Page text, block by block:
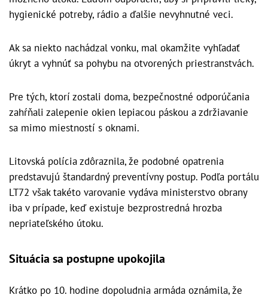
hygienické potreby, rádio a ďalšie nevyhnutné veci.
Ak sa niekto nachádzal vonku, mal okamžite vyhľadať
úkryt a vyhnúť sa pohybu na otvorených priestranstvách.
Pre tých, ktorí zostali doma, bezpečnostné odporúčania
zahŕňali zalepenie okien lepiacou páskou a zdržiavanie
sa mimo miestností s oknami.
Litovská polícia zdôraznila, že podobné opatrenia
predstavujú štandardný preventívny postup. Podľa portálu
LT72 však takéto varovanie vydáva ministerstvo obrany
iba v prípade, keď existuje bezprostredná hrozba
nepriateľského útoku.
Situácia sa postupne upokojila
Krátko po 10. hodine dopoludnia armáda oznámila, že